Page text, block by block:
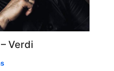
Verdi